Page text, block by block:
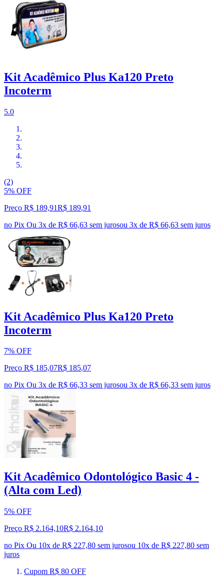
Kit Acadêmico Plus Ka120 Preto
Incoterm
5.0
(2)
5% OFF
Preço R$ 189,91R$ 189,91
no Pix Ou 3x de R$ 66,63 sem jurosou 3x de R$ 66,63 sem juros
Kit Acadêmico Plus Ka120 Preto
Incoterm
7% OFF
Preço R$ 185,07R$ 185,07
no Pix Ou 3x de R$ 66,33 sem jurosou 3x de R$ 66,33 sem juros
Kit Acadêmico Odontológico Basic 4 -
(Alta com Led)
5% OFF
Preço R$ 2.164,10R$ 2.164,10
no Pix Ou 10x de R$ 227,80 sem jurosou 10x de R$ 227,80 sem
juros
Cupom R$ 80 OFF